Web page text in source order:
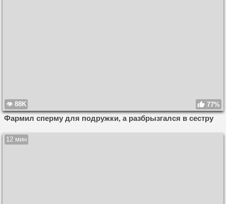
88K 77%
Фармил сперму для подружки, а разбрызгался в сестру
12 мин